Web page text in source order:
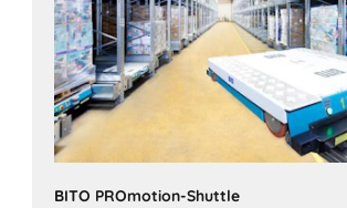
BITO PROmotion-Shuttle